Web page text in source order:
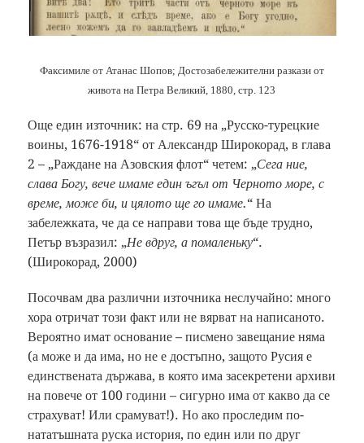
Факсимиле от Атанас Шопов; Достозабележителни разкази от
живота на Петра Великий, 1880, стр. 123
Още един източник: на стр. 69 на „Русско-турецкие
воины, 1676-1918“ от Александр Широкорад, в глава
2 – „Раждане на Азовския флот“ четем: „Сега ние,
слава Богу, вече имаме един ъгъл от Черното море, с
време, може би, и цялото ще го имаме.“ На
забележката, че да се направи това ще бъде трудно,
Петър възразил: „Не вдруг, а помаленьку“.
(Широкорад, 2000)
Посочвам два различни източника неслучайно: много
хора отричат този факт или не вярват на написаното.
Вероятно имат основание – писмено завещание няма
(а може и да има, но не е достъпно, защото Русия е
единствената държава, в която има засекретени архиви
на повече от 100 години – сигурно има от какво да се
страхуват! Или срамуват!). Но ако проследим по-
нататъшната руска история, по един или по друг